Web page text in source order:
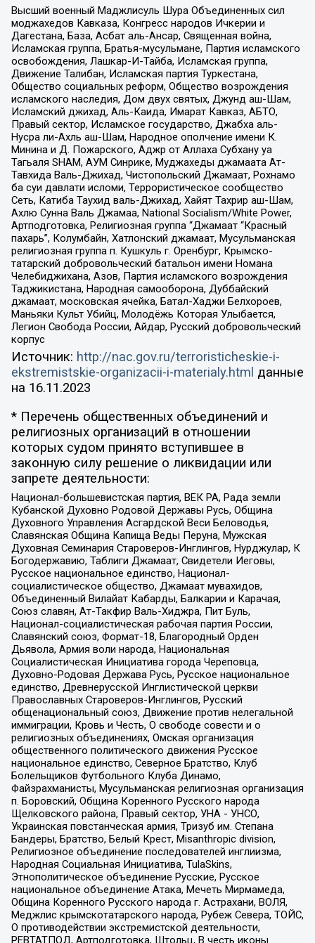
Высший военный Маджлисуль Шура Объединенных сил
моджахедов Кавказа, Конгресс народов Ичкерии и
Дагестана, База, Асбат аль-Ансар, Священная война,
Исламская группа, Братья-мусульмане, Партия исламского
освобождения, Лашкар-И-Тайба, Исламская группа,
Движение Талибан, Исламская партия Туркестана,
Общество социальных реформ, Общество возрождения
исламского наследия, Дом двух святых, Джунд аш-Шам,
Исламский джихад, Аль-Каида, Имарат Кавказ, АБТО,
Правый сектор, Исламское государство, Джабха аль-
Нусра ли-Ахль аш-Шам, Народное ополчение имени К.
Минина и Д. Пожарского, Аджр от Аллаха Субхану уа
Тагьаля SHAM, АУМ Синрике, Муджахеды джамаата Ат-
Тавхида Валь-Джихад, Чистопольский Джамаат, Рохнамо
ба суи давлати исломи, Террористическое сообщество
Сеть, Катиба Таухид валь-Джихад, Хайят Тахрир аш-Шам,
Ахлю Сунна Валь Джамаа, National Socialism/White Power,
Артподготовка, Религиозная группа “Джамаат “Красный
пахарь”, Колумбайн, Хатлонский джамаат, Мусульманская
религиозная группа п. Кушкуль г. Оренбург, Крымско-
татарский добровольческий батальон имени Номана
Челебиджихана, Азов, Партия исламского возрождения
Таджикистана, Народная самооборона, Дуббайский
джамаат, московская ячейка, Батал-Хаджи Белхороев,
Маньяки Культ Убийц, Молодёжь Которая Улыбается,
Легион Свобода России, Айдар, Русский добровольческий
корпус
Источник: http://nac.gov.ru/terroristicheskie-i-
ekstremistskie-organizacii-i-materialy.html данные
на 16.11.2023
* Перечень общественных объединений и
религиозных организаций в отношении
которых судом принято вступившее в
законную силу решение о ликвидации или
запрете деятельности:
Национал-большевистская партия, ВЕК РА, Рада земли
Кубанской Духовно Родовой Державы Русь, Община
Духовного Управления Асгардской Веси Беловодья,
Славянская Община Капища Веды Перуна, Мужская
Духовная Семинария Староверов-Инглингов, Нурджулар, К
Богодержавию, Таблиги Джамаат, Свидетели Иеговы,
Русское национальное единство, Национал-
социалистическое общество, Джамаат мувахидов,
Объединенный Вилайат Кабарды, Балкарии и Карачая,
Союз славян, Ат-Такфир Валь-Хиджра, Пит Буль,
Национал-социалистическая рабочая партия России,
Славянский союз, Формат-18, Благородный Орден
Дьявола, Армия воли народа, Национальная
Социалистическая Инициатива города Череповца,
Духовно-Родовая Держава Русь, Русское национальное
единство, Древнерусской Инглистической церкви
Православных Староверов-Инглингов, Русский
общенациональный союз, Движение против нелегальной
иммиграции, Кровь и Честь, О свободе совести и о
религиозных объединениях, Омская организация
общественного политического движения Русское
национальное единство, Северное Братство, Клуб
Болельщиков Футбольного Клуба Динамо,
Файзрахманисты, Мусульманская религиозная организация
п. Боровский, Община Коренного Русского народа
Щелковского района, Правый сектор, УНА - УНСО,
Украинская повстанческая армия, Тризуб им. Степана
Бандеры, Братство, Белый Крест, Misanthropic division,
Религиозное объединение последователей инглиизма,
Народная Социальная Инициатива, TulaSkins,
Этнополитическое объединение Русские, Русское
национальное объединение Атака, Мечеть Мирмамеда,
Община Коренного Русского народа г. Астрахани, ВОЛЯ,
Меджлис крымскотатарского народа, Рубеж Севера, ТОЙС,
О противодействии экстремистской деятельности,